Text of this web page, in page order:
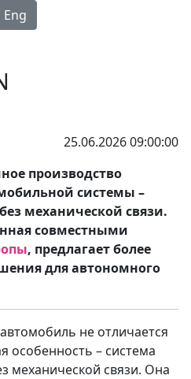
Eng
25.06.2026 09:00:00
производство
системы –
механической связи.
совместными
, предлагает более
для автономного
не отличается
особенность – система
механической связи. Она